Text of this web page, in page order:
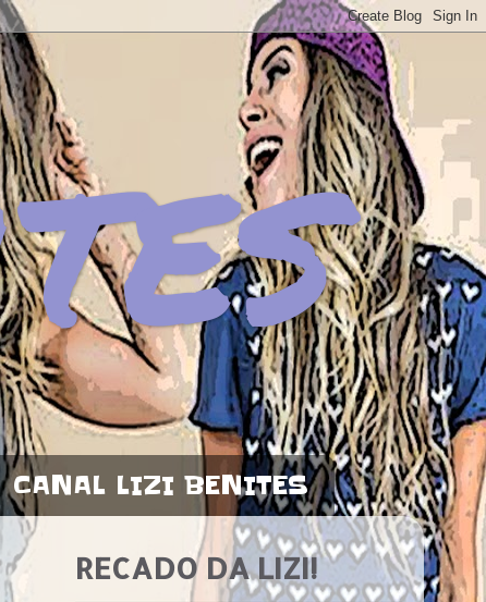
CANAL LIZI BENITES
RECADO DA LIZI!